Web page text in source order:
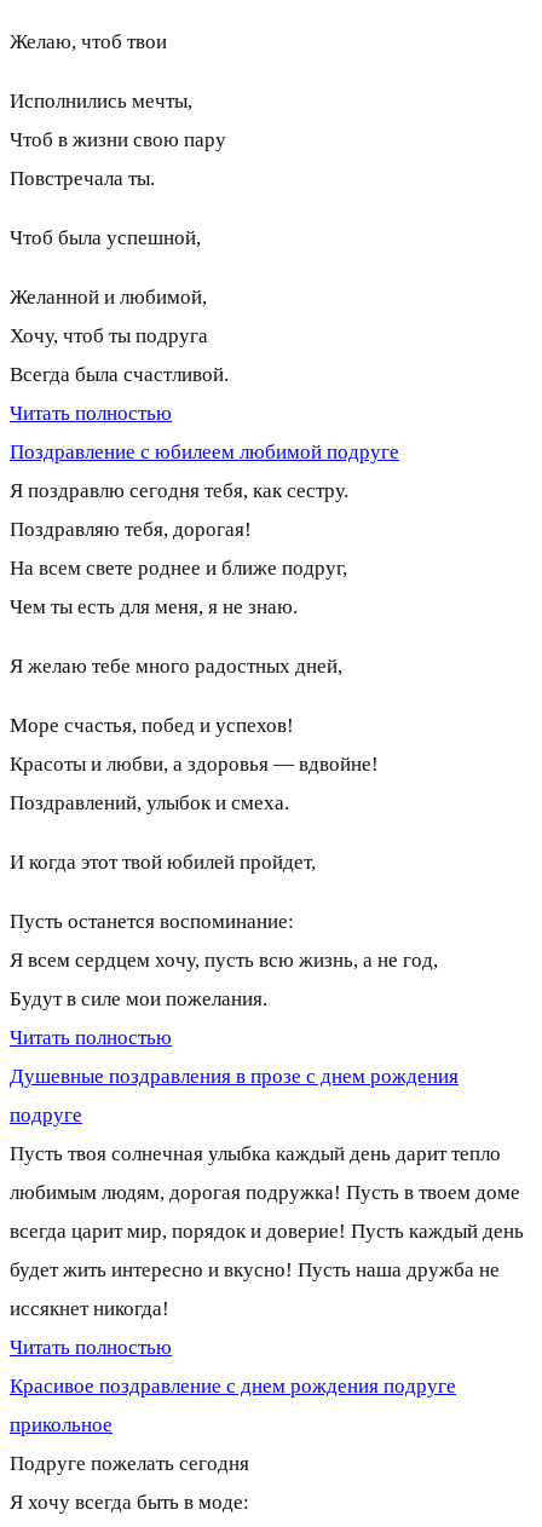
Желаю, чтоб твои
Исполнились мечты,
Чтоб в жизни свою пару
Повстречала ты.
Чтоб была успешной,
Желанной и любимой,
Хочу, чтоб ты подруга
Всегда была счастливой.
Читать полностью
Поздравление с юбилеем любимой подруге
Я поздравлю сегодня тебя, как сестру.
Поздравляю тебя, дорогая!
На всем свете роднее и ближе подруг,
Чем ты есть для меня, я не знаю.
Я желаю тебе много радостных дней,
Море счастья, побед и успехов!
Красоты и любви, а здоровья — вдвойне!
Поздравлений, улыбок и смеха.
И когда этот твой юбилей пройдет,
Пусть останется воспоминание:
Я всем сердцем хочу, пусть всю жизнь, а не год,
Будут в силе мои пожелания.
Читать полностью
Душевные поздравления в прозе с днем рождения
подруге
Пусть твоя солнечная улыбка каждый день дарит тепло
любимым людям, дорогая подружка! Пусть в твоем доме
всегда царит мир, порядок и доверие! Пусть каждый день
будет жить интересно и вкусно! Пусть наша дружба не
иссякнет никогда!
Читать полностью
Красивое поздравление с днем рождения подруге
прикольное
Подруге пожелать сегодня
Я хочу всегда быть в моде: